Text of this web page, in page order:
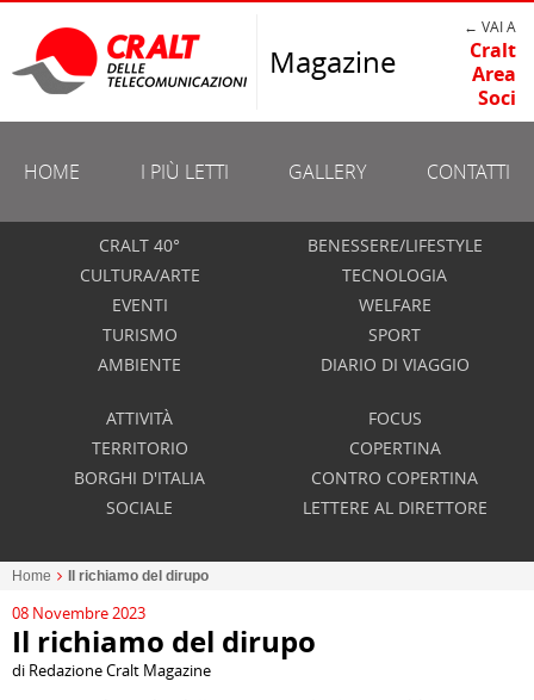
Magazine
← VAI A
Cralt
Area
Soci
HOME I PIÙ LETTI GALLERY CONTATTI
CRALT 40°
CULTURA/ARTE
EVENTI
TURISMO
AMBIENTE
BENESSERE/LIFESTYLE
TECNOLOGIA
WELFARE
SPORT
DIARIO DI VIAGGIO
ATTIVITÀ
TERRITORIO
BORGHI D'ITALIA
SOCIALE
FOCUS
COPERTINA
CONTRO COPERTINA
LETTERE AL DIRETTORE
Home Il richiamo del dirupo
08 Novembre 2023
Il richiamo del dirupo
di Redazione Cralt Magazine